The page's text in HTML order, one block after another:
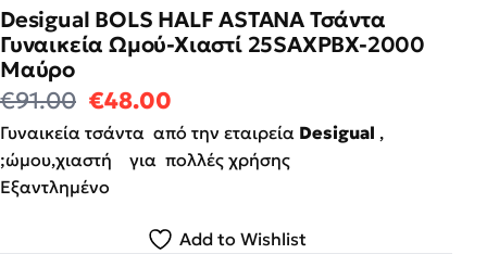
Desigual BOLS HALF ASTANA Τσάντα
Γυναικεία Ωμού-Χιαστί 25SAXPBX-2000
Μαύρο
€91.00 Original price was: €91.00.
€48.00
Γυναικεία τσάντα από την εταιρεία Desigual ,
;ώμου,χιαστή για πολλές χρήσης
Εξαντλημένο
Add to Wishlist